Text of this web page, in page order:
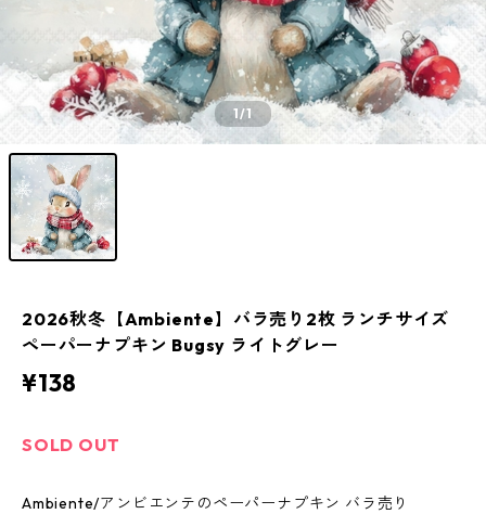
1/1
2026秋冬【Ambiente】バラ売り2枚 ランチサイズ
ペーパーナプキン Bugsy ライトグレー
¥138
SOLD OUT
Ambiente/アンビエンテのペーパーナプキン バラ売り